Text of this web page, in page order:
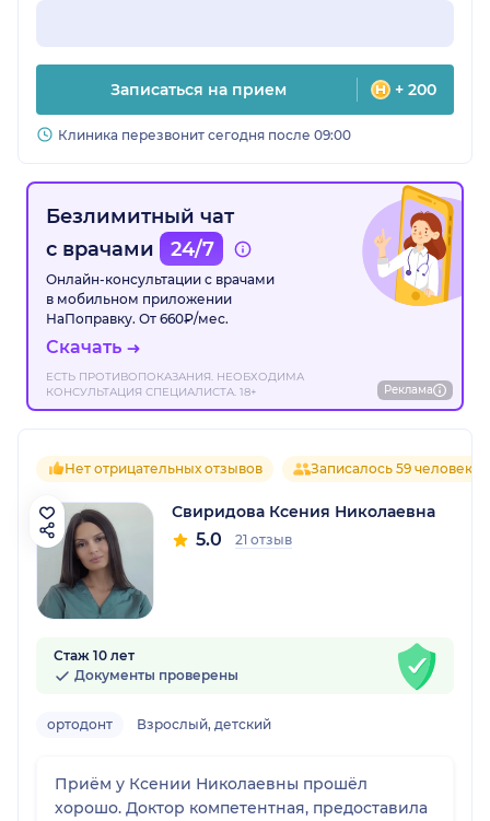
Записаться на прием + 200
Клиника перезвонит сегодня после 09:00
Безлимитный чат
с врачами
24/7
Онлайн-консультации с врачами
в мобильном приложении
НаПоправку. От 660₽/мес.
Скачать
ЕСТЬ ПРОТИВОПОКАЗАНИЯ. НЕОБХОДИМА
КОНСУЛЬТАЦИЯ СПЕЦИАЛИСТА. 18+
Реклама
Нет отрицательных отзывов Записалось 59 человек
Свиридова Ксения Николаевна
5.0 21 отзыв
Стаж 10 лет
Документы проверены
ортодонт Взрослый, детский
Приём у Ксении Николаевны прошёл
хорошо. Доктор компетентная, предоставила